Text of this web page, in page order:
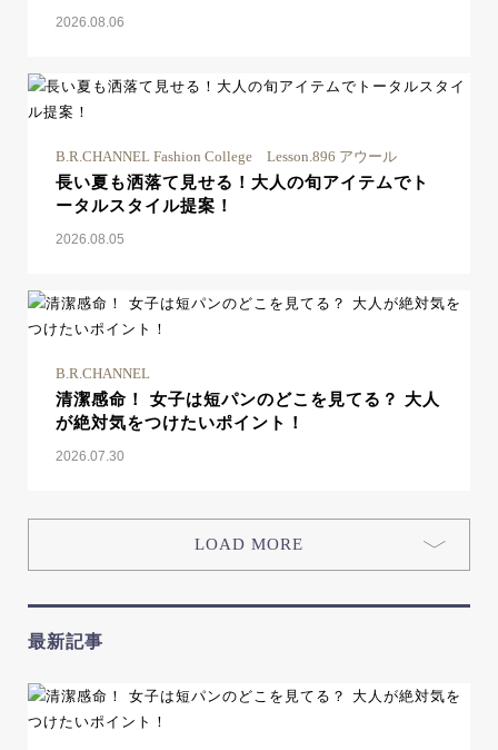
2026.08.06
B.R.CHANNEL Fashion College Lesson.896 アウール
長い夏も洒落て見せる！大人の旬アイテムでト
ータルスタイル提案！
2026.08.05
B.R.CHANNEL
清潔感命！ 女子は短パンのどこを見てる？ 大人
が絶対気をつけたいポイント！
2026.07.30
LOAD MORE
最新記事